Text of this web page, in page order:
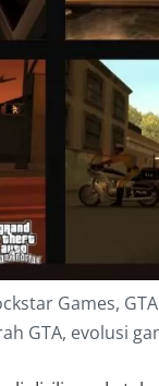
Games,
GTA, evolusi